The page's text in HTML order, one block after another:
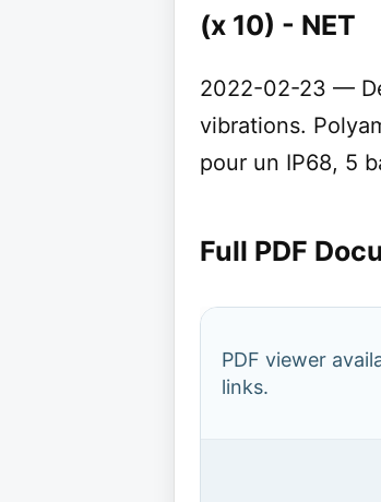
(x 10) - NET
2022-02-23 —
vibrations.
pour un IP68, 5
Full PDF
PDF viewer
links.